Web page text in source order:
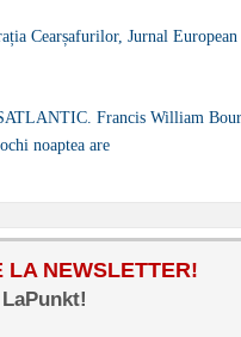
Cearșafurilor, Jurnal European
Francis William
noaptea are
LA NEWSLETTER!